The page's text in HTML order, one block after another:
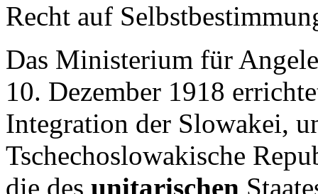
Recht auf
Das Ministerium für
10. Dezember 1918
Integration der Slowakei,
Tschechoslowakische
die des unitarischen